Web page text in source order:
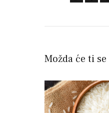
Možda će ti